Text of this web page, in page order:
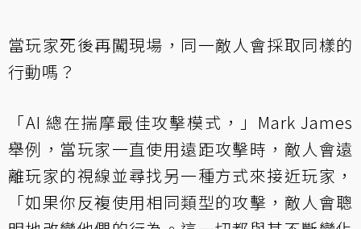
當玩家死後再闖現場，同一敵人會採取同樣的
行動嗎？
「AI 總在揣摩最佳攻擊模式，」Mark James
舉例，當玩家一直使用遠距攻擊時，敵人會遠
離玩家的視線並尋找另一種方式來接近玩家，
「如果你反複使用相同類型的攻擊，敵人會聰